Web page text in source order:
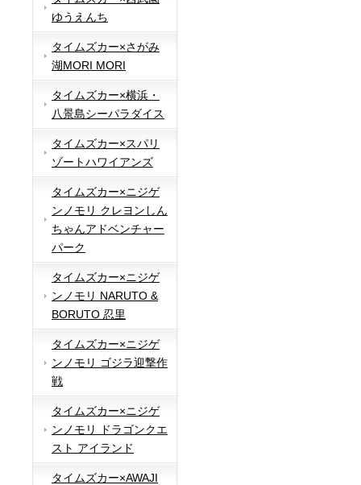
ゆうえんち
タイムズカー×さがみ
湖MORI MORI
タイムズカー×横浜・
八景島シーパラダイス
タイムズカー×スパリ
ゾートハワイアンズ
タイムズカー×ニジゲ
ンノモリ クレヨンしん
ちゃんアドベンチャー
パーク
タイムズカー×ニジゲ
ンノモリ NARUTO &
BORUTO 忍里
タイムズカー×ニジゲ
ンノモリ ゴジラ迎撃作
戦
タイムズカー×ニジゲ
ンノモリ ドラゴンクエ
スト アイランド
タイムズカー×AWAJI